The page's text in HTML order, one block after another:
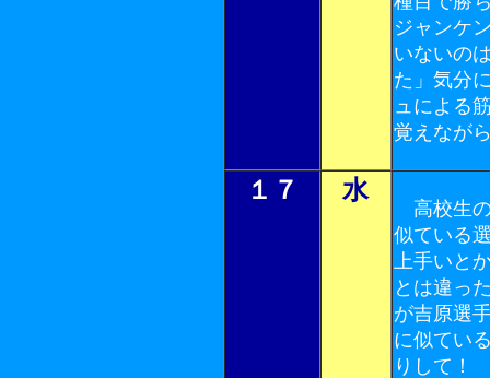
ジャンケ
いないの
た」気分
ュによる
覚えなが
１７ 水
高校生の
似ている
上手いと
とは違っ
が吉原選
に似てい
りして！